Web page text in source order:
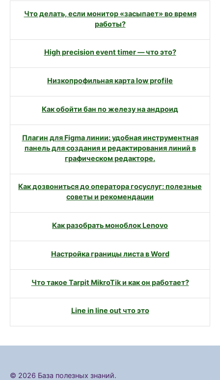
Что делать, если монитор «засыпает» во время
работы?
High precision event timer — что это?
Низкопрофильная карта low profile
Как обойти бан по железу на андроид
Плагин для Figma линии: удобная инструментная
панель для создания и редактирования линий в
графическом редакторе.
Как дозвониться до оператора госуслуг: полезные
советы и рекомендации
Как разобрать моноблок Lenovo
Настройка границы листа в Word
Что такое Tarpit MikroTik и как он работает?
Line in line out что это
© 2026 База полезных знаний.